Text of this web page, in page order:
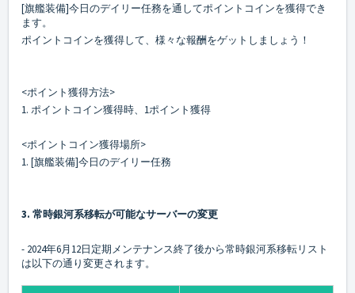
[旗艦装備]今日のデイリー任務を通してポイントコインを獲得でき
ます。
ポイントコインを獲得して、様々な報酬をゲットしましょう！
<ポイント獲得方法>
1. ポイントコイン獲得時、1ポイント獲得
<ポイントコイン獲得場所>
1. [旗艦装備]今日のデイリー任務
3. 常時銀河系移転が可能なサーバーの変更
- 2024年6月12日定期メンテナンス終了後から常時銀河系移転リスト
は以下の通り変更されます。